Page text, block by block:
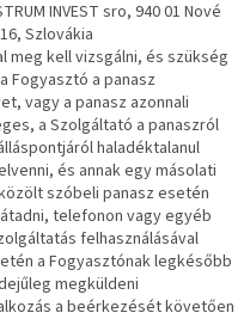
INVEST sro, 940 01 Nové
Szlovákia
meg kell vizsgálni, és szükség
Fogyasztó a panasz
vagy a panasz azonnali
a Szolgáltató a panaszról
haladéktalanul
és annak egy másolati
szóbeli panasz esetén
telefonon vagy egyéb
felhasználásával
a Fogyasztónak legkésőbb
megküldeni
a beérkezését követően